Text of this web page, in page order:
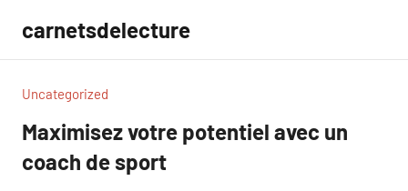
contenu
carnetsdelecture
Uncategorized
Maximisez votre potentiel avec un
coach de sport